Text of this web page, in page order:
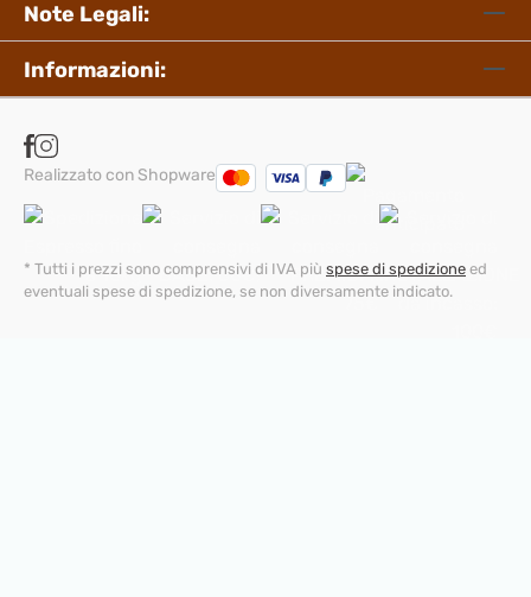
Note Legali:
Informazioni:
Realizzato con Shopware
* Tutti i prezzi sono comprensivi di IVA più spese di spedizione ed
eventuali spese di spedizione, se non diversamente indicato.